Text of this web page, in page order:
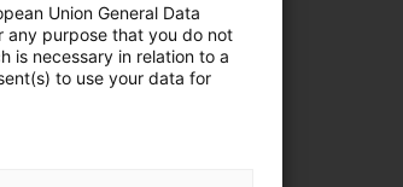
Union General Data
any purpose that you do not
is necessary in relation to a
to use your data for